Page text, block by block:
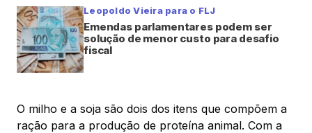
Leopoldo Vieira para o FLJ
Emendas parlamentares podem ser
solução de menor custo para desafio
fiscal
O milho e a soja são dois dos itens que compõem a
ração para a produção de proteína animal. Com a